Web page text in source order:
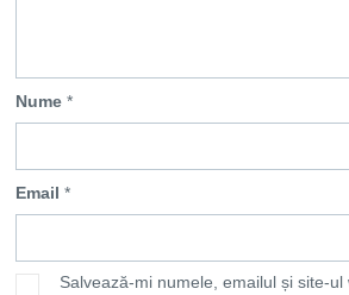
Nume*
Email*
Salvează-mi numele, emailul și site-